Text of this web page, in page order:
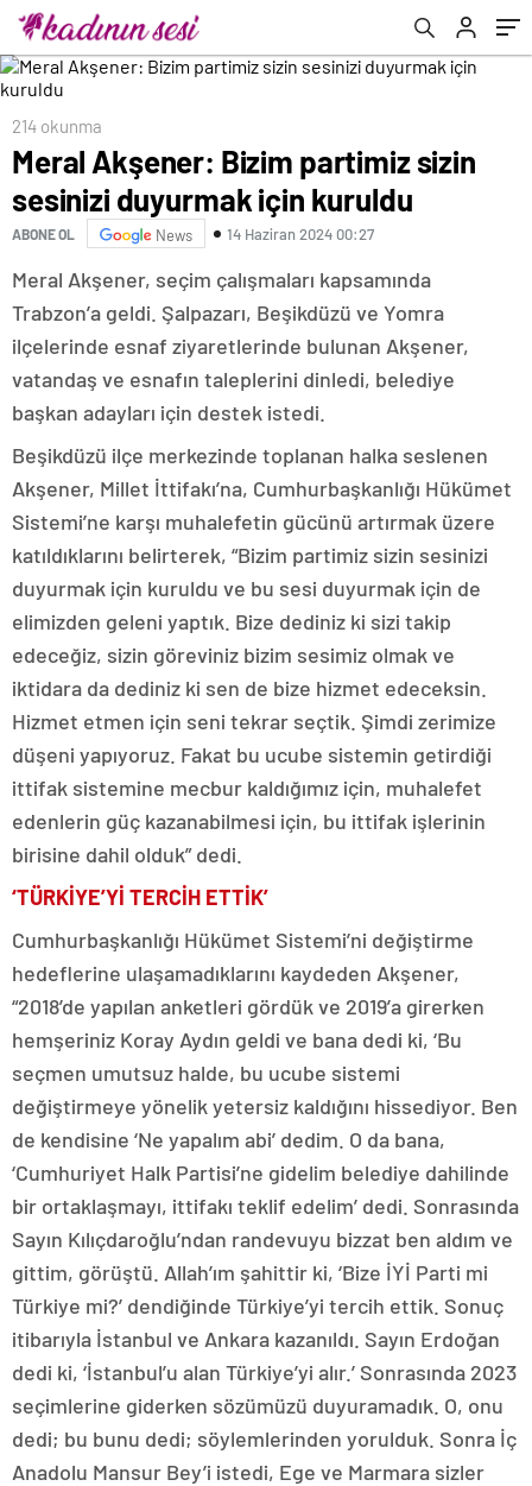
214 okunma
Meral Akşener: Bizim partimiz sizin
sesinizi duyurmak için kuruldu
ABONE OL News 14 Haziran 2024 00:27
Meral Akşener, seçim çalışmaları kapsamında
Trabzon’a geldi. Şalpazarı, Beşikdüzü ve Yomra
ilçelerinde esnaf ziyaretlerinde bulunan Akşener,
vatandaş ve esnafın taleplerini dinledi, belediye
başkan adayları için destek istedi.
Beşikdüzü ilçe merkezinde toplanan halka seslenen
Akşener, Millet İttifakı’na, Cumhurbaşkanlığı Hükümet
Sistemi’ne karşı muhalefetin gücünü artırmak üzere
katıldıklarını belirterek, “Bizim partimiz sizin sesinizi
duyurmak için kuruldu ve bu sesi duyurmak için de
elimizden geleni yaptık. Bize dediniz ki sizi takip
edeceğiz, sizin göreviniz bizim sesimiz olmak ve
iktidara da dediniz ki sen de bize hizmet edeceksin.
Hizmet etmen için seni tekrar seçtik. Şimdi zerimize
düşeni yapıyoruz. Fakat bu ucube sistemin getirdiği
ittifak sistemine mecbur kaldığımız için, muhalefet
edenlerin güç kazanabilmesi için, bu ittifak işlerinin
birisine dahil olduk” dedi.
‘TÜRKİYE’Yİ TERCİH ETTİK’
Cumhurbaşkanlığı Hükümet Sistemi’ni değiştirme
hedeflerine ulaşamadıklarını kaydeden Akşener,
“2018’de yapılan anketleri gördük ve 2019’a girerken
hemşeriniz Koray Aydın geldi ve bana dedi ki, ‘Bu
seçmen umutsuz halde, bu ucube sistemi
değiştirmeye yönelik yetersiz kaldığını hissediyor. Ben
de kendisine ‘Ne yapalım abi’ dedim. O da bana,
‘Cumhuriyet Halk Partisi’ne gidelim belediye dahilinde
bir ortaklaşmayı, ittifakı teklif edelim’ dedi. Sonrasında
Sayın Kılıçdaroğlu’ndan randevuyu bizzat ben aldım ve
gittim, görüştü. Allah’ım şahittir ki, ‘Bize İYİ Parti mi
Türkiye mi?’ dendiğinde Türkiye’yi tercih ettik. Sonuç
itibarıyla İstanbul ve Ankara kazanıldı. Sayın Erdoğan
dedi ki, ‘İstanbul’u alan Türkiye’yi alır.’ Sonrasında 2023
seçimlerine giderken sözümüzü duyuramadık. O, onu
dedi; bu bunu dedi; söylemlerinden yorulduk. Sonra İç
Anadolu Mansur Bey’i istedi, Ege ve Marmara sizler